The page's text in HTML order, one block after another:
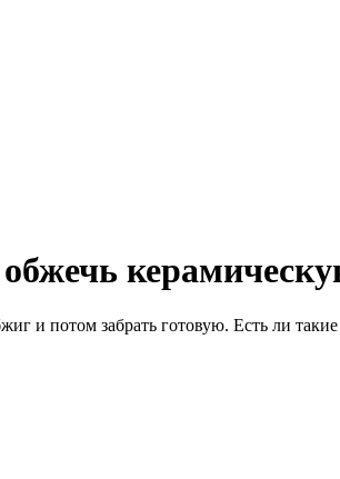
и потом забрать готовую. Есть ли